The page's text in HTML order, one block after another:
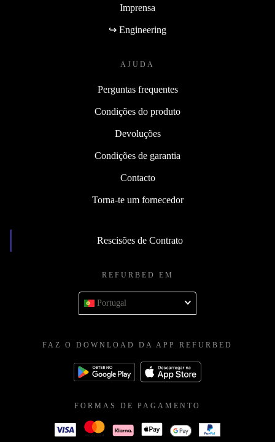
Imprensa
↪ Engineering
AJUDA
Perguntas frequentes
Condições do produto
Devoluções
Condições de garantia
Contacto
Torna-te um fornecedor
Rescisões de Contrato
REFURBED EM
Portugal
FAZ O DOWNLOAD DA APP REFURBED
FORMAS DE PAGAMENTO